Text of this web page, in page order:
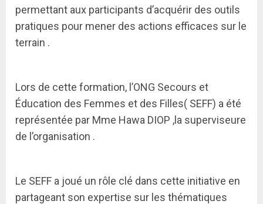
permettant aux participants d’acquérir des outils
pratiques pour mener des actions efficaces sur le
terrain .
Lors de cette formation, l’ONG Secours et
Éducation des Femmes et des Filles( SEFF) a été
représentée par Mme Hawa DIOP ,la superviseure
de l’organisation .
Le SEFF a joué un rôle clé dans cette initiative en
partageant son expertise sur les thématiques